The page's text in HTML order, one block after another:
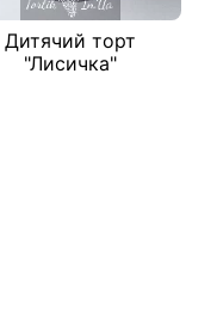
Дитячий торт
"Лисичка"